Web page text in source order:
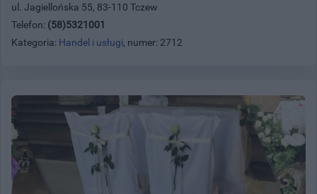
ul. Jagiellońska 55, 83-110 Tczew
Telefon: (58)5321001
Kategoria: Handel i usługi, numer: 2712